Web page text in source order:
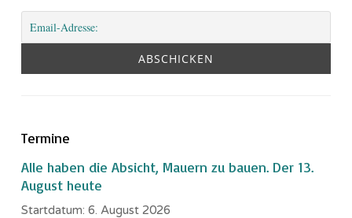
Termine
Alle haben die Absicht, Mauern zu bauen. Der 13.
August heute
Startdatum: 6. August 2026